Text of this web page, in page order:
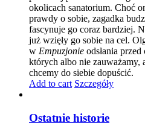
okolicach sanatorium. Choć
prawdy o sobie, zagadka
fascynuje go coraz bardziej.
już wzięły go sobie na cel.
w Empuzjonie odsłania
których albo nie zauważamy,
chcemy do siebie dopuścić.
Add to cart Szczegóły
Ostatnie historie